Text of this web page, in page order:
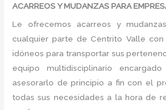
ACARREOS Y MUDANZAS PARA
Le ofrecemos acarreos y
cualquier parte de Centrito Valle
idóneos para transportar sus
equipo multidisciplinario
asesorarlo de principio a fin con el
todas sus necesidades a la hora de